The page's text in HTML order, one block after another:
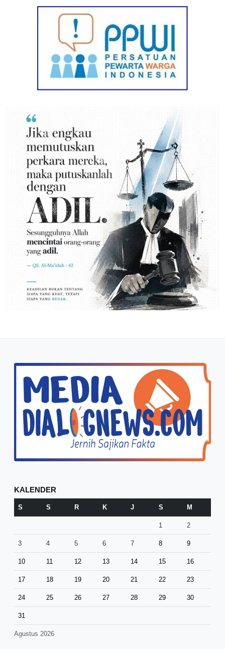
KALENDER
Agustus 2026
S S R K J S M
1 2
3 4 5 6 7 8 9
10 11 12 13 14 15 16
17 18 19 20 21 22 23
24 25 26 27 28 29 30
31